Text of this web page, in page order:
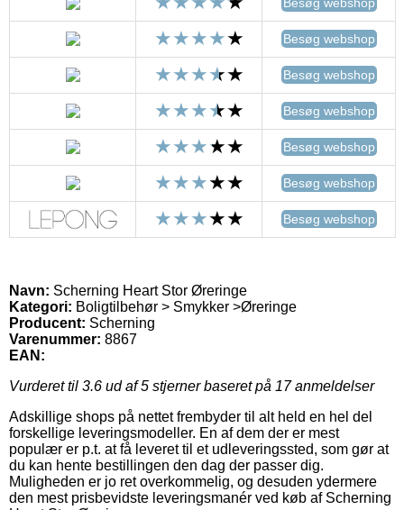
Besøg webshop
Besøg webshop
Besøg webshop
Besøg webshop
Besøg webshop
Besøg webshop
Navn: Scherning Heart Stor Øreringe
Kategori: Boligtilbehør > Smykker >Øreringe
Producent: Scherning
Varenummer: 8867
EAN:
Vurderet til 3.6 ud af 5 stjerner baseret på 17anmeldelser
Adskillige shops på nettet frembyder til alt held en hel del
forskellige leveringsmodeller. En af dem der er mest
populær er p.t. at få leveret til et udleveringssted, som gør at
du kan hente bestillingen den dag der passer dig.
Muligheden er jo ret overkommelig, og desuden ydermere
den mest prisbevidste leveringsmanér ved køb af Scherning